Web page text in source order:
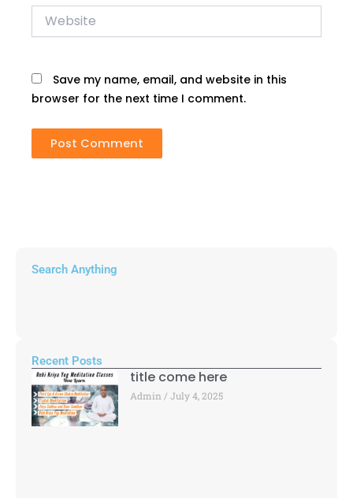
Website
Save my name, email, and website in this
browser for the next time I comment.
Search Anything
Recent Posts
title come here
Admin July 4, 2025